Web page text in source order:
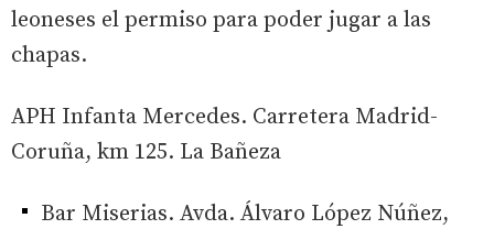
leoneses el permiso para poder jugar a las
chapas.
APH Infanta Mercedes. Carretera Madrid-
Coruña, km 125. La Bañeza
Bar Miserias. Avda. Álvaro López Núñez,